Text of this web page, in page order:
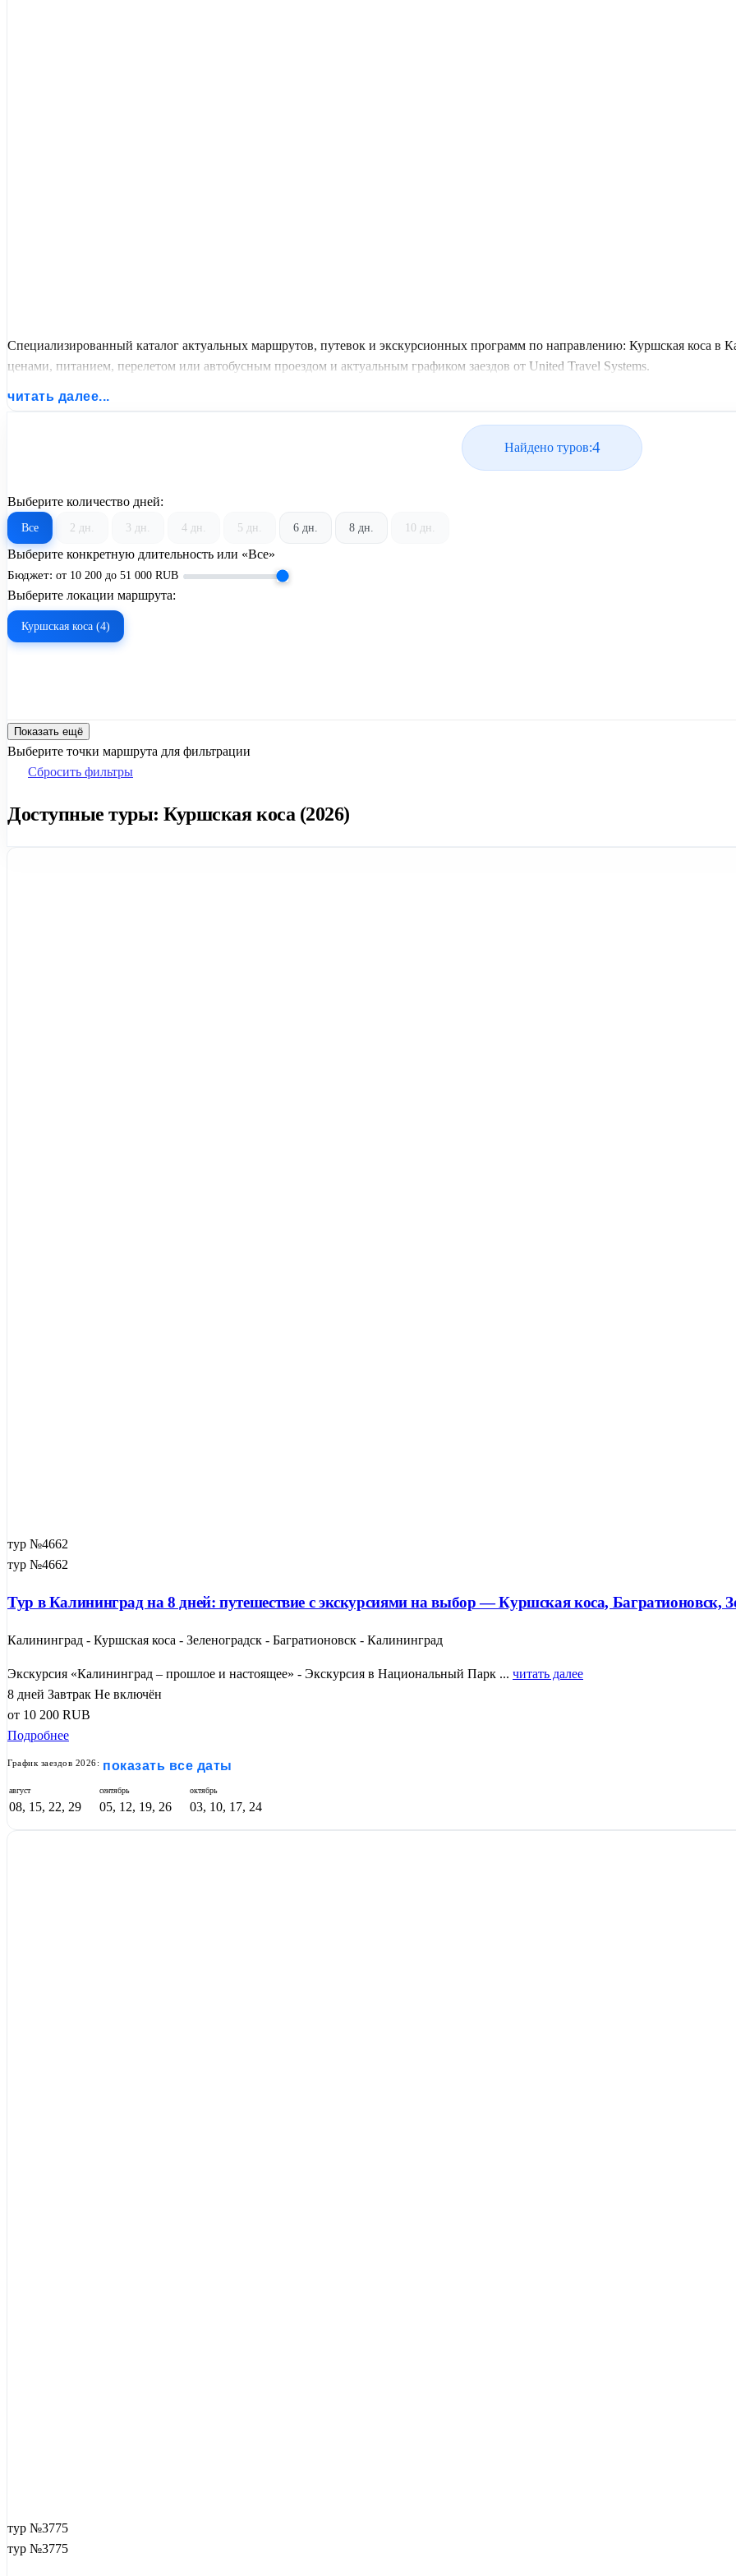
Специализированный каталог актуальных маршрутов, путевок и экскурсионных программ по направлению: Куршская коса в
ценами, питанием, перелетом или автобусным проездом и актуальным графиком заездов от United Travel Systems.
читать далее...
Найдено туров:4
Выберите количество дней:
Все 2 дн. 3 дн. 4 дн. 5 дн. 6 дн. 8 дн. 10 дн.
Выберите конкретную длительность или «Все»
Бюджет: от 10 200 до 51 000 RUB
Выберите локации маршрута:
Куршская коса (4)
Показать ещё
Выберите точки маршрута для фильтрации
Сбросить фильтры
Доступные туры: Куршская коса (2026)
тур №4662
тур №4662
Тур в Калининград на 8 дней: путешествие с экскурсиями на выбор — Куршская коса, Багратионовск,
Калининград - Куршская коса - Зеленоградск - Багратионовск - Калининград
Экскурсия «Калининград – прошлое и настоящее» - Экскурсия в Национальный Парк ... читать далее
8 дней Завтрак Не включён
от 10 200 RUB
Подробнее
График заездов 2026: показать все даты
август
08, 15, 22, 29
сентябрь
05, 12, 19, 26
октябрь
03, 10, 17, 24
тур №3775
тур №3775